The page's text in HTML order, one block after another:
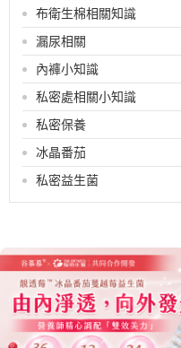
布衛生棉相關知識
漏尿相關
內褲小知識
私密處相關小知識
私密保養
冰晶番茄
私密益生菌